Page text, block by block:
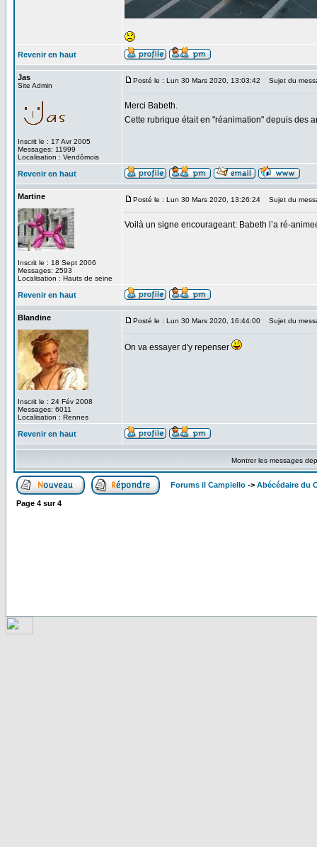
Revenir en haut
Jas
Site Admin
Inscrit le : 17 Avr 2005
Messages: 11999
Localisation : Vendômois
Posté le : Lun 30 Mars 2020, 13:03:42 Sujet du
Merci Babeth.
Cette rubrique était en "réanimation" depuis des
Revenir en haut
Martine
Inscrit le : 18 Sept 2006
Messages: 2593
Localisation : Hauts de seine
Posté le : Lun 30 Mars 2020, 13:26:24 Sujet du
Voilà un signe encourageant: Babeth l’a ré-
Revenir en haut
Blandine
Inscrit le : 24 Fév 2008
Messages: 6011
Localisation : Rennes
Posté le : Lun 30 Mars 2020, 16:44:00 Sujet du
On va essayer d'y repenser
Revenir en haut
Montrer les messages
Forums il Campiello -> Abécédaire du
Page 4 sur4